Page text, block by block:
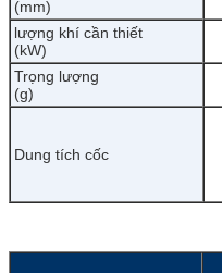
(mm)
lượng khí cần thiết
(kW)
Trọng lượng
(g)
Dung tích cốc